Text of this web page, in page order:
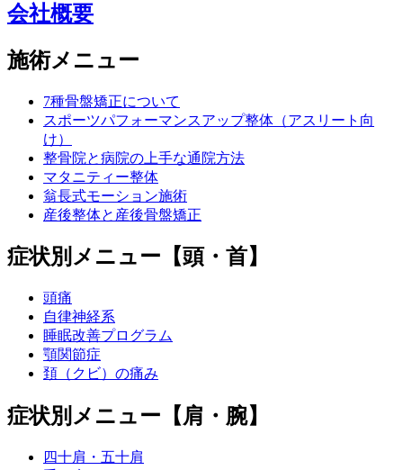
会社概要
施術メニュー
7種骨盤矯正について
スポーツパフォーマンスアップ整体（アスリート向
け）
整骨院と病院の上手な通院方法
マタニティー整体
翁長式モーション施術
産後整体と産後骨盤矯正
症状別メニュー【頭・首】
頭痛
自律神経系
睡眠改善プログラム
顎関節症
頚（クビ）の痛み
症状別メニュー【肩・腕】
四十肩・五十肩